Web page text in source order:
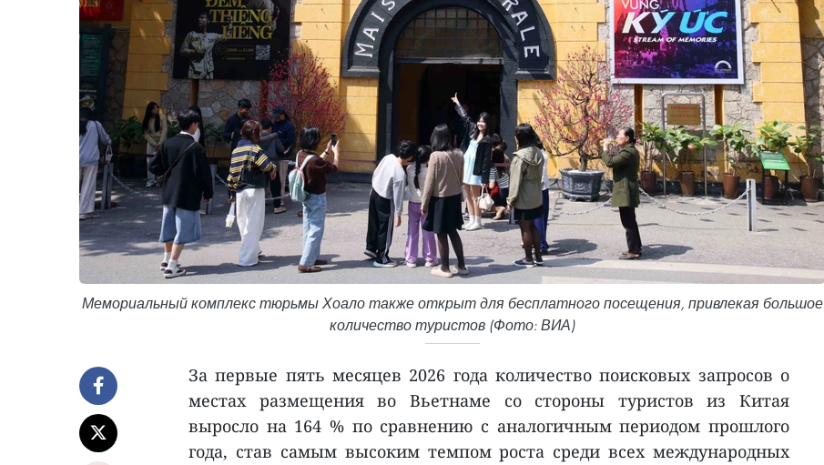
Мемориальный комплекс тюрьмы Хоало также открыт для бесплатного посещения, привлекая большое
количество туристов (Фото: ВИА)
За первые пять месяцев 2026 года количество поисковых запросов о
местах размещения во Вьетнаме со стороны туристов из Китая
выросло на 164 % по сравнению с аналогичным периодом прошлого
года, став самым высоким темпом роста среди всех международных